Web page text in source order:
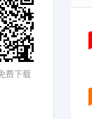
费下载